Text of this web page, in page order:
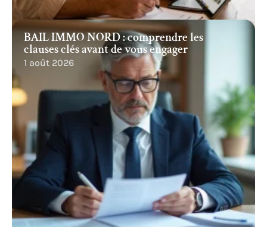
BAIL IMMO NORD : comprendre les
clauses clés avant de vous engager
1 août 2026